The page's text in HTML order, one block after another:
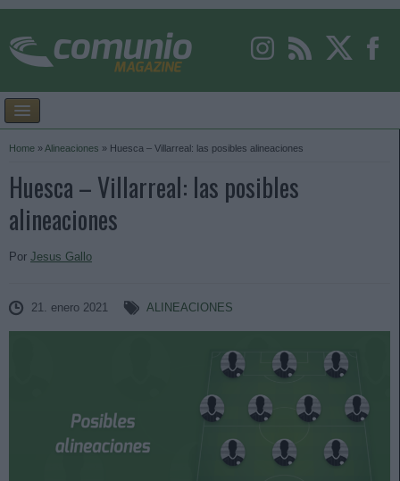
Home »Alineaciones » Huesca – Villarreal: las posibles alineaciones
Huesca – Villarreal: las posibles
alineaciones
Por Jesus Gallo
21. enero 2021 ALINEACIONES